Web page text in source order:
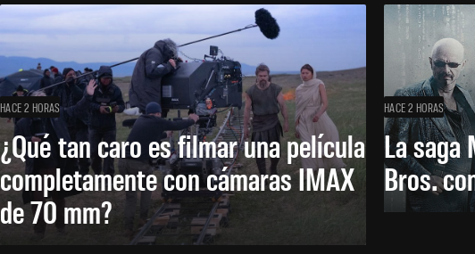
HACE 2 HORAS
¿Qué tan caro es filmar una película
completamente con cámaras IMAX
de 70 mm?
HACE 2 HORAS
La saga
Bros.